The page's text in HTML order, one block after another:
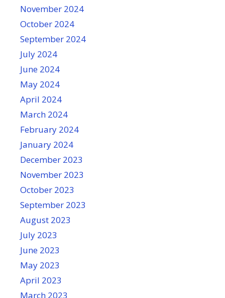
November 2024
October 2024
September 2024
July 2024
June 2024
May 2024
April 2024
March 2024
February 2024
January 2024
December 2023
November 2023
October 2023
September 2023
August 2023
July 2023
June 2023
May 2023
April 2023
March 2023